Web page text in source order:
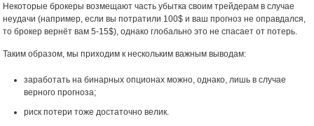
Некоторые брокеры возмещают часть убытка своим трейдерам в случае
неудачи (например, если вы потратили 100$ и ваш прогноз не оправдался,
то брокер вернёт вам 5-15$), однако глобально это не спасает от потерь.
Таким образом, мы приходим к нескольким важным выводам:
заработать на бинарных опционах можно, однако, лишь в случае
верного прогноза;
риск потери тоже достаточно велик.